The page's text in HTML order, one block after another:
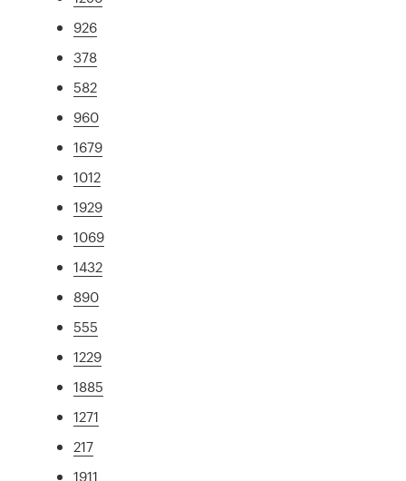
926
378
582
960
1679
1012
1929
1069
1432
890
555
1229
1885
1271
217
1911